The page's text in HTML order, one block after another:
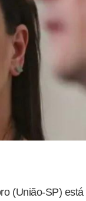
(União-SP)